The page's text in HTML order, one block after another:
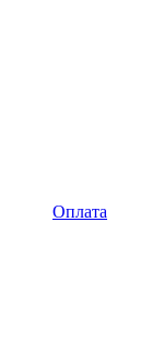
Оплата